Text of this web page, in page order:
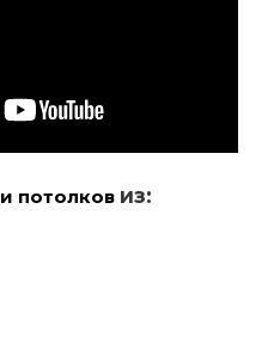
и потолков из: